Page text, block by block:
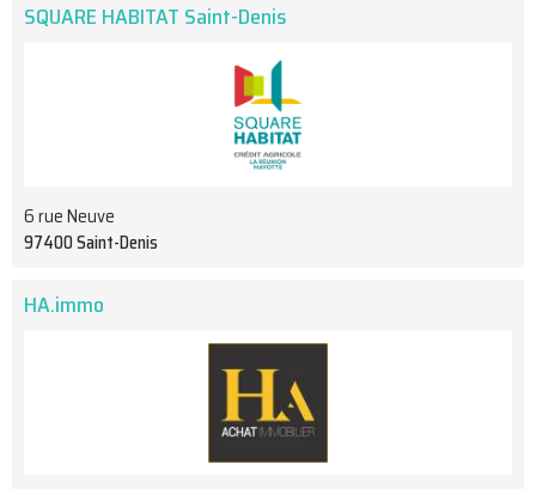
SQUARE HABITAT Saint-Denis
6 rue Neuve
97400 Saint-Denis
HA.immo